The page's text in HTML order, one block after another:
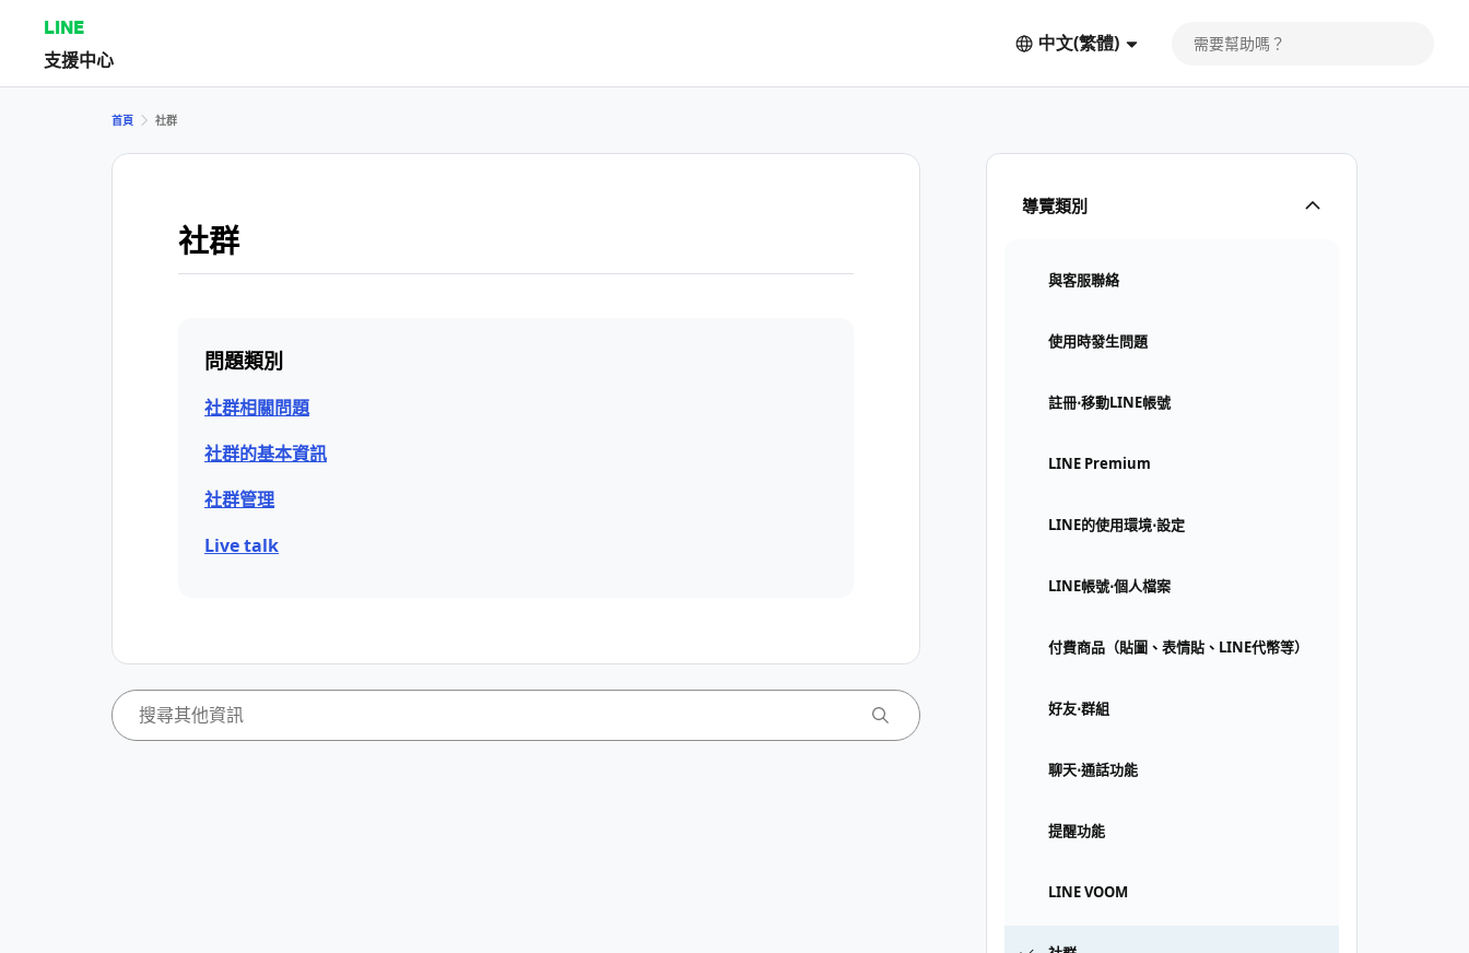
LINE
支援中心
中文(繁體)
導覽類別
與客服聯絡
使用時發生問題
註冊⋅移動LINE帳號
LINE Premium
LINE的使用環境⋅設定
LINE帳號⋅個人檔案
付費商品（貼圖、表情貼、LINE代幣等）
好友⋅群組
聊天⋅通話功能
提醒功能
LINE VOOM
首頁 社群
社群
問題類別
社群相關問題
社群的基本資訊
社群管理
Live talk